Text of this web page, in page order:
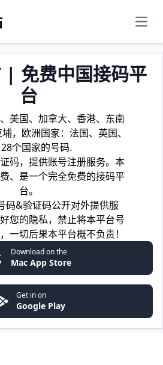
| 免费中国接码平
台
美国、加拿大、香港、东南
，欧洲国家：法国、英国、
个国家的号码.
码，提供账号注册服务。本
、是一个完全免费的接码平
台。
码&验证码公开对外提供服
您的隐私，禁止将本平台号
一切后果本平台概不负责！
Download on the
Mac App Store
Get in on
Google Play